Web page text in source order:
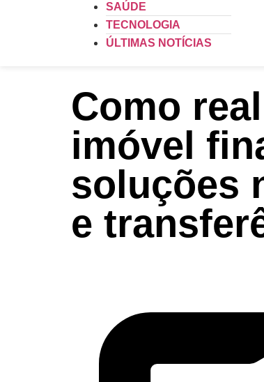
SAÚDE
TECNOLOGIA
ÚLTIMAS NOTÍCIAS
Como
imóvel
soluções
e